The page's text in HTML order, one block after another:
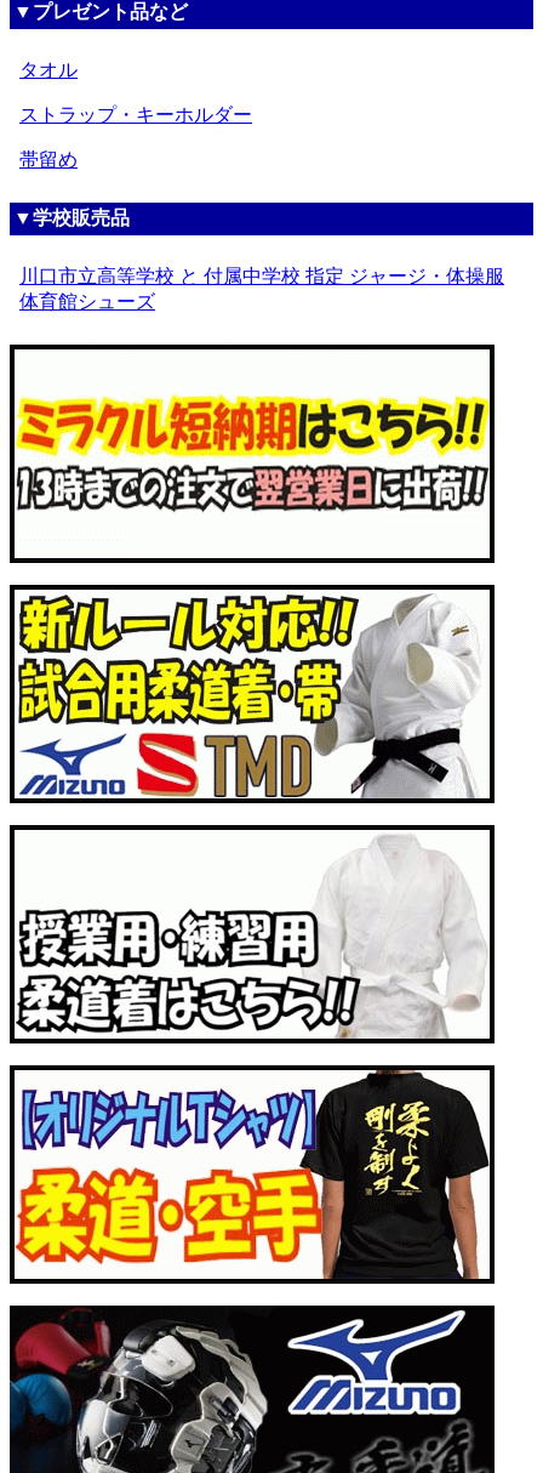
▼プレゼント品など
タオル
ストラップ・キーホルダー
帯留め
▼学校販売品
川口市立高等学校 と 付属中学校 指定 ジャージ・体操服
体育館シューズ